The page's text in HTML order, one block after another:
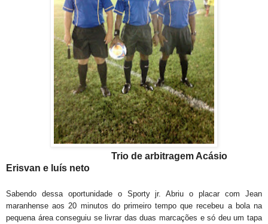
Trio de arbitragem Acásio
Erisvan e luís neto
Sabendo dessa oportunidade o Sporty jr. Abriu o placar com Jean
maranhense aos 20 minutos do primeiro tempo que recebeu a bola na
pequena área conseguiu se livrar das duas marcações e só deu um tapa